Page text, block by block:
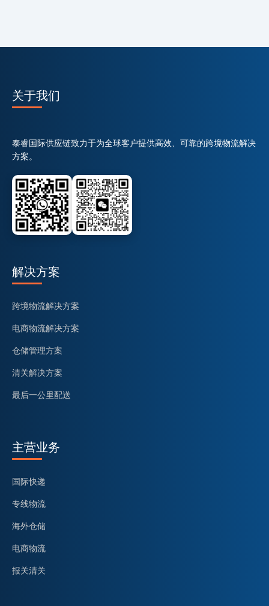
关于我们
泰睿国际供应链致力于为全球客户提供高效、可靠的跨境物流解决
方案。
解决方案
跨境物流解决方案
电商物流解决方案
仓储管理方案
清关解决方案
最后一公里配送
主营业务
国际快递
专线物流
海外仓储
电商物流
报关清关